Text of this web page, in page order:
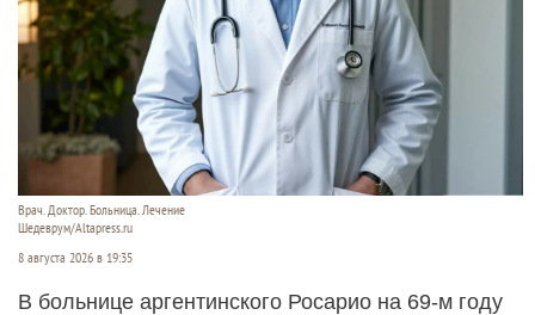
Врач. Доктор. Больница. Лечение
Шедеврум/Altapress.ru
8 августа 2026 в 19:35
В больнице аргентинского Росарио на 69-м году